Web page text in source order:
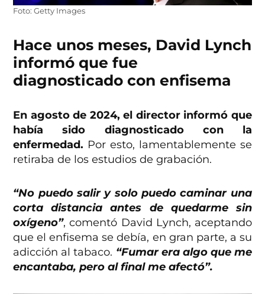
Foto: Getty Images
Hace unos meses, David Lynch
informó que fue
diagnosticado con enfisema
En agosto de 2024, el director informó que
había sido diagnosticado con la
enfermedad. Por esto, lamentablemente se
retiraba de los estudios de grabación.
“No puedo salir y solo puedo caminar una
corta distancia antes de quedarme sin
oxígeno”, comentó David Lynch, aceptando
que el enfisema se debía, en gran parte, a su
adicción al tabaco. “Fumar era algo que me
encantaba, pero al final me afectó”.